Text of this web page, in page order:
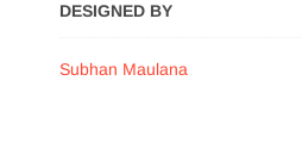
DESIGNED BY
Subhan Maulana